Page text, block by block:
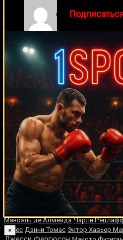
Денис on
Ляяляляляояо on
Пимблетт
Medik onСмотреть UFC
Махачев
Случайные боксеры
Стив Каннингем Луис Кольясо Гэри
Чавес
Тони Биглен Майк Калберт
Родригес
Оскар Бонавена Кэти
Даниэль Алиса
Маноэль де Алмейда Чарли
Рейес Дэнни Томас Эктор Хавьер
👉
×